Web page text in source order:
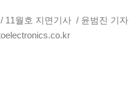
11월호 지면기사 / 윤범진 기자